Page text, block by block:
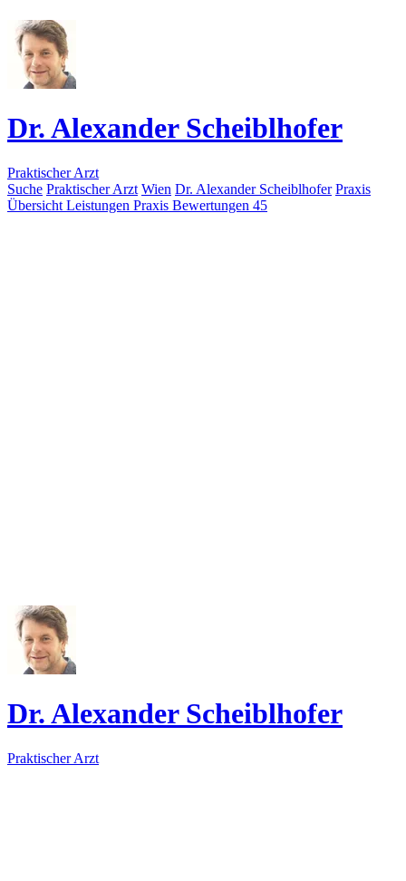
Dr. Alexander Scheiblhofer
Praktischer Arzt
Suche Praktischer Arzt Wien Dr. Alexander Scheiblhofer Praxis
Übersicht Leistungen Praxis Bewertungen 45
Dr. Alexander Scheiblhofer
Praktischer Arzt